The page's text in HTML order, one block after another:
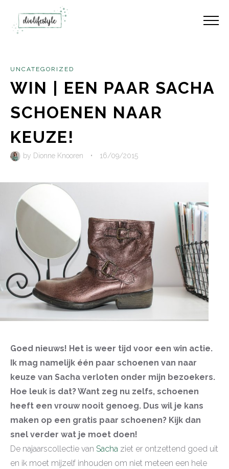
UNCATEGORIZED
WIN | EEN PAAR SACHA
SCHOENEN NAAR
KEUZE!
by Dionne Knooren • 16/09/2015
Goed nieuws! Het is weer tijd voor een win actie.
Ik mag namelijk één paar schoenen van naar
keuze van Sacha verloten onder mijn bezoekers.
Hoe leuk is dat? Want zeg nu zelfs, schoenen
heeft een vrouw nooit genoeg. Dus wil je kans
maken op een gratis paar schoenen? Kijk dan
snel verder wat je moet doen!
De najaarscollectie van Sacha ziet er ontzettend goed uit
en ik moet mijzelf inhouden om niet meteen een hele